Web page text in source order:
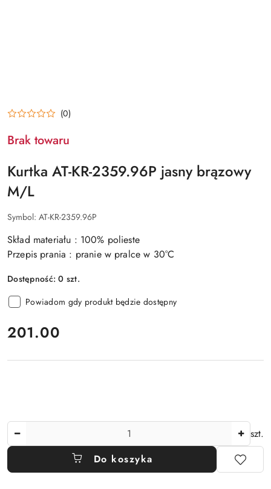
(0)
Brak towaru
Kurtka AT-KR-2359.96P jasny brązowy
M/L
Symbol: AT-KR-2359.96P
Skład materiału : 100% polieste
Przepis prania : pranie w pralce w 30°C
Dostępność:0 szt.
Powiadom gdy produkt będzie dostępny
cena:
201.00
szt.
Do koszyka